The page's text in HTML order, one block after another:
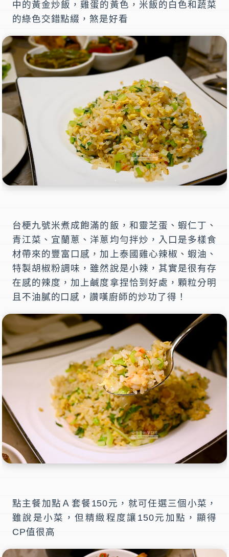
中的黃金炒飯，雞蛋的黃色，米飯的白色和蔬菜
的綠色交錯點綴，煞是好看
台梗九號米煮成飽滿的飯，和靈芝蛋、蝦仁丁、
青江菜、宜蘭蔥、洋蔥均勻拌炒，入口是多樣食
材帶來的豐富口感，加上泰國雞心辣椒、蝦油、
特製胡椒粉調味，雖然說是小辣，其實是很有存
在感的辣度，加上鹹度拿捏恰到好處，顆粒分明
且不油膩的口感，讚嘆廚師的炒功了得！
點主餐加點Ａ套餐150元，就可任選三個小菜，
雖說是小菜，但精緻程度讓150元加點，顯得
CP值很高